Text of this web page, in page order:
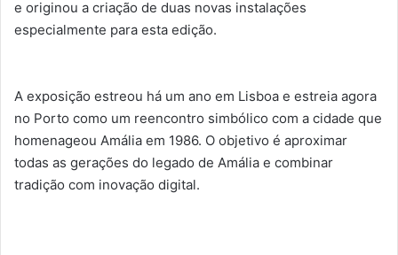
e originou a criação de duas novas instalações
especialmente para esta edição.
A exposição estreou há um ano em Lisboa e estreia agora
no Porto como um reencontro simbólico com a cidade que
homenageou Amália em 1986. O objetivo é aproximar
todas as gerações do legado de Amália e combinar
tradição com inovação digital.